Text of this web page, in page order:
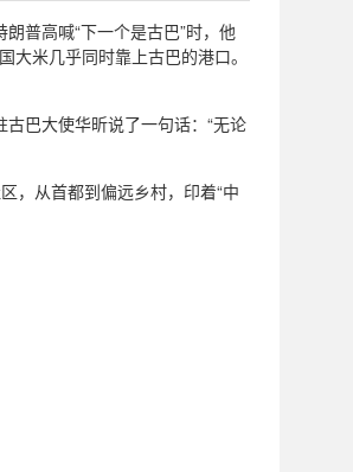
普高喊“下一个是古巴”时，他
米几乎同时靠上古巴的港口。
巴大使华昕说了一句话：“无论
，从首都到偏远乡村，印着“中